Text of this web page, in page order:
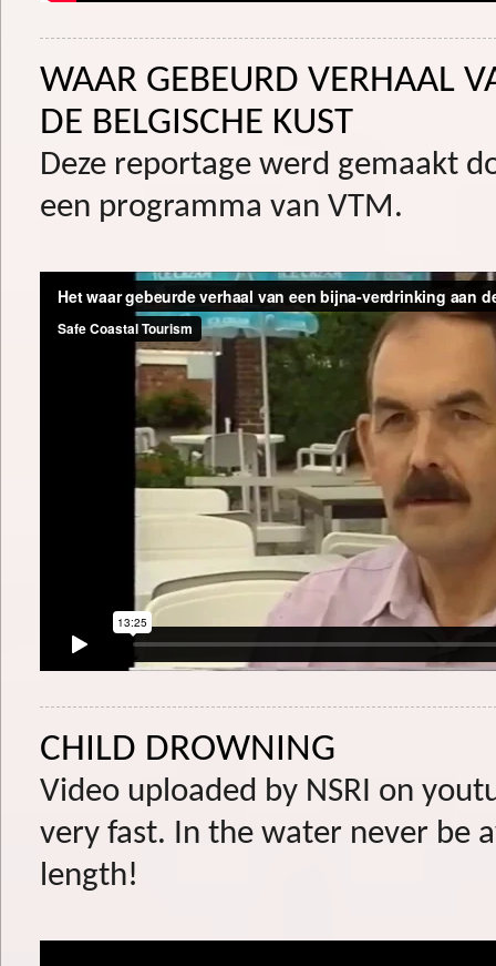
WAAR GEBEURD VERHAAL
DE BELGISCHE KUST
Deze reportage werd gemaakt
een programma van VTM.
CHILD DROWNING
Video uploaded by NSRI on
very fast. In the water never be
length!